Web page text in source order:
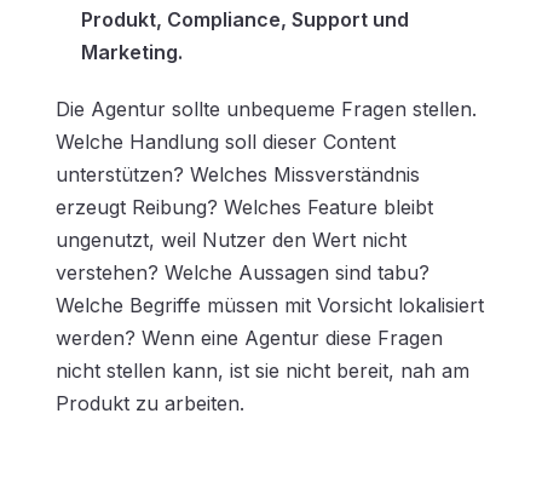
Produkt, Compliance, Support und
Marketing.
Die Agentur sollte unbequeme Fragen stellen.
Welche Handlung soll dieser Content
unterstützen? Welches Missverständnis
erzeugt Reibung? Welches Feature bleibt
ungenutzt, weil Nutzer den Wert nicht
verstehen? Welche Aussagen sind tabu?
Welche Begriffe müssen mit Vorsicht lokalisiert
werden? Wenn eine Agentur diese Fragen
nicht stellen kann, ist sie nicht bereit, nah am
Produkt zu arbeiten.